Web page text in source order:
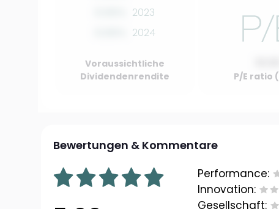
2023
2024
Voraussichtliche
Dividendenrendite
P/E ratio
Bewertungen & Kommentare
Performance:
Innovation:
Gesellschaft: